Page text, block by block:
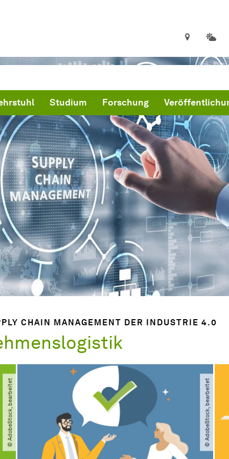
Studium Forschung
CHAIN MANAGEMENT DER INDUSTRIE 4.0
© AdobeStock, bearbeitet © AdobeStock, bearbeitet